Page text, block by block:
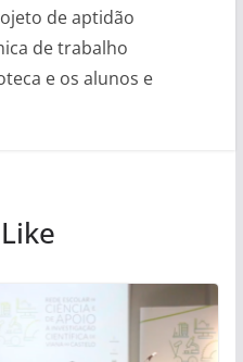
de aptidão
de trabalho
e os alunos e